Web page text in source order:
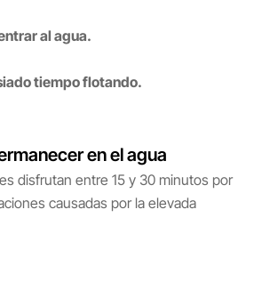
al agua.
tiempo flotando.
en el agua
disfrutan entre 15 y 30 minutos por
causadas por la elevada